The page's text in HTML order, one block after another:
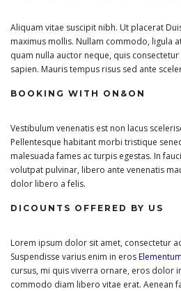
Aliquam vitae suscipit nibh. Ut placerat
maximus mollis. Nullam commodo, ligula
quam nulla auctor neque, quis
sapien. Mauris tempus risus sed ante
BOOKING WITH ON&ON
Vestibulum venenatis est non lacus
Pellentesque habitant morbi tristique
malesuada fames ac turpis egestas. In
volutpat pulvinar, libero ante venenatis
dolor libero a felis.
DICOUNTS OFFERED BY US
Lorem ipsum dolor sit amet, consectetur
Suspendisse varius enim in erosElementum
cursus, mi quis viverra ornare, eros dolor
commodo diam libero vitae erat. Aenean